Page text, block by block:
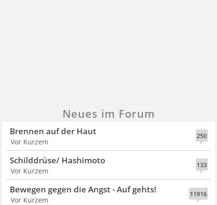
Neues im Forum
250
Brennen auf der Haut
Vor Kurzem
133
Schilddrüse/ Hashimoto
Vor Kurzem
11916
Bewegen gegen die Angst - Auf gehts!
Vor Kurzem